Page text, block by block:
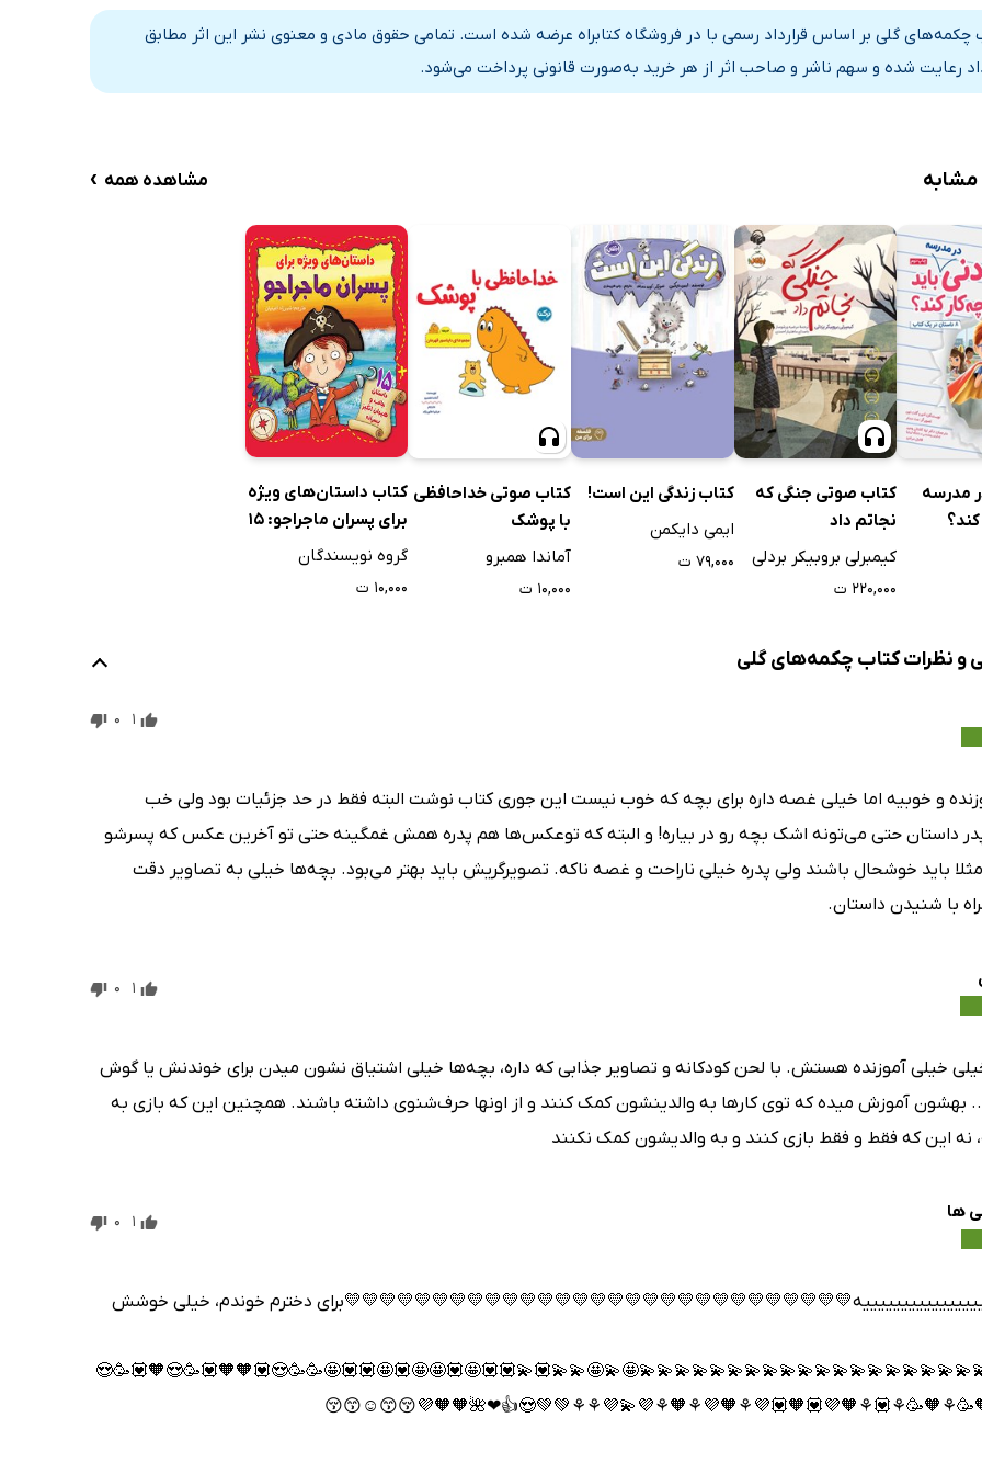
چکمه‌های گلی بر اساس قرارداد رسمی با در فروشگاه کتابراه عرضه شده است. تمامی حقوق مادی و معنوی نشر این اثر مطابق
رعایت شده و سهم ناشر و صاحب اثر از هر خرید به‌صورت قانونی پرداخت می‌شود.
مشاهده همه ›
مدرسه
کتاب صوتی جنگی که
نجاتم داد
کیمبرلی بروبیکر بردلی
۲۲۰,۰۰۰ ت
کتاب زندگی این است!
ایمی دایکمن
۷۹,۰۰۰ ت
کتاب صوتی خداحافظی
با پوشک
آماندا همبرو
۱۰,۰۰۰ ت
کتاب داستان‌های ویژه
برای پسران ماجراجو: 15
داستان جالب و هیجان
گروه نویسندگان
۱۰,۰۰۰ ت
و نظرات کتاب چکمه‌های گلی
1
0
و خوبیه اما خیلی غصه داره برای بچه که خوب نیست این جوری کتاب نوشت البته فقط در حد جزئیات بود ولی خب
داستان حتی می‌تونه اشک بچه رو در بیاره! و البته که توعکس‌ها هم پدره همش غمگینه حتی تو آخرین عکس که پسرشو
باید خوشحال باشند ولی پدره خیلی ناراحت و غصه ناکه. تصویرگریش باید بهتر می‌بود. بچه‌ها خیلی به تصاویر دقت
با شنیدن داستان.
1
0
خیلی آموزنده هستش. با لحن کودکانه و تصاویر جذابی که داره، بچه‌ها خیلی اشتیاق نشون میدن برای خوندنش یا گوش
آموزش میده که توی کارها به والدینشون کمک کنند و از اونها حرف‌شنوی داشته باشند. همچنین این که بازی به
نه این که فقط و فقط بازی کنند و به والدیشون کمک نکنند
ها 1
0
دخترم خوندم، خیلی خوشش